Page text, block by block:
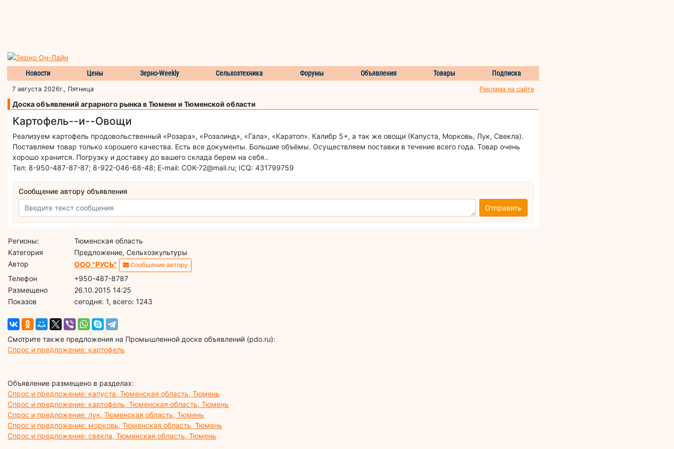
Новости Цены Зерно-Weekly Сельхозтехника Форумы Объявления Товары Подписка
7 августа 2026г., Пятница Реклама на сайте
Доска объявлений аграрного рынка в Тюмени и Тюменской области
Картофель--и--Овощи
Реализуем картофель продовольственный «Розара», «Розалинд», «Гала», «Каратоп». Калибр 5+, а так же овощи (Капуста, Морковь, Лук, Свекла).
Поставляем товар только хорошего качества. Есть все документы. Большие объёмы. Осуществляем поставки в течение всего года. Товар очень
хорошо хранится. Погрузку и доставку до вашего склада берем на себя..
Тел: 8-950-487-87-87; 8-922-046-68-48; E-mail: COK-72@mail.ru; ICQ: 431799759
Сообщение автору объявления
Отправить
Регионы:
Тюменская область
Категория
Предложение, Сельхозкультуры
Автор
ООО "РУСЬ" Сообщение автору
Телефон
+950-487-8787
Размещено
26.10.2015 14:25
Показов
cегодня: 1, всего: 1243
Смотрите также предложения на Промышленной доске объявлений (pdo.ru):
Спрос и предложение: картофель
Объявление размещено в разделах:
Спрос и предложение: капуста, Тюменская область, Тюмень
Спрос и предложение: картофель, Тюменская область, Тюмень
Спрос и предложение: лук, Тюменская область, Тюмень
Спрос и предложение: морковь, Тюменская область, Тюмень
Спрос и предложение: свекла, Тюменская область, Тюмень